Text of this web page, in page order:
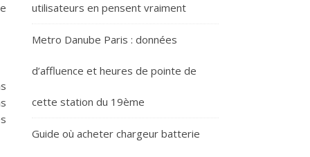
utilisateurs en pensent vraiment
Metro Danube Paris : données
d’affluence et heures de pointe de
cette station du 19ème
Guide où acheter chargeur batterie